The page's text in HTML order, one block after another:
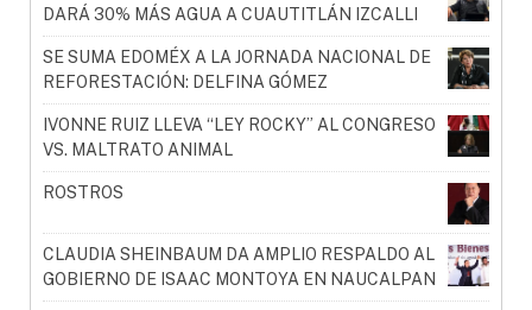
DARÁ 30% MÁS AGUA A CUAUTITLÁN IZCALLI
SE SUMA EDOMÉX A LA JORNADA NACIONAL DE
REFORESTACIÓN: DELFINA GÓMEZ
IVONNE RUIZ LLEVA “LEY ROCKY” AL CONGRESO
VS. MALTRATO ANIMAL
ROSTROS
CLAUDIA SHEINBAUM DA AMPLIO RESPALDO AL
GOBIERNO DE ISAAC MONTOYA EN NAUCALPAN